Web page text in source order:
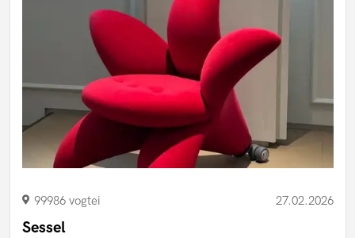
99986 vogtei 27.02.2026
Sessel